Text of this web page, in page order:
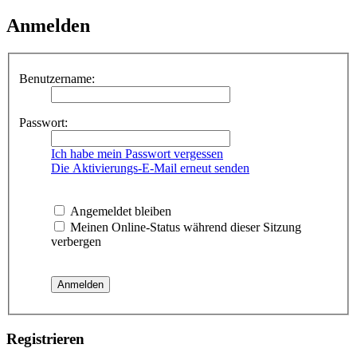
Anmelden
Benutzername:
Passwort:
Ich habe mein Passwort vergessen
Die Aktivierungs-E-Mail erneut senden
Angemeldet bleiben
Meinen Online-Status während dieser Sitzung
verbergen
Registrieren